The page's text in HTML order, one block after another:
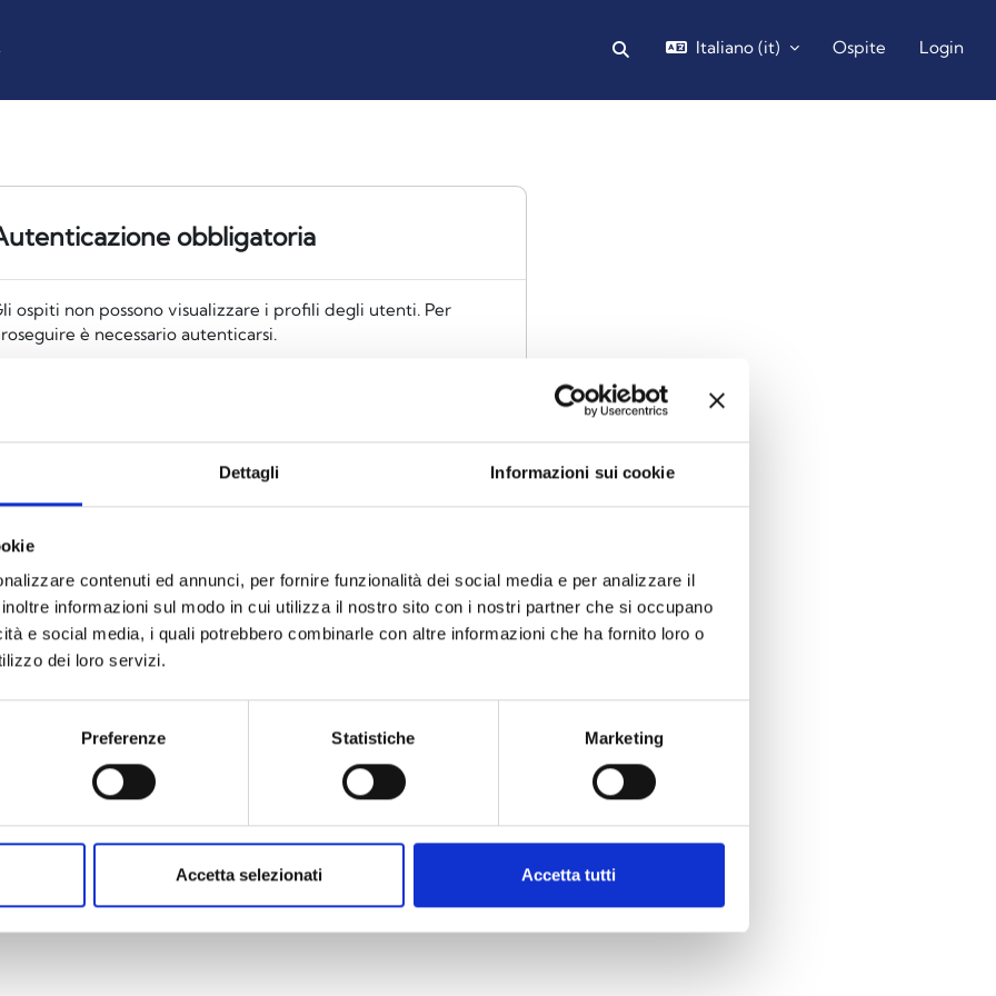
Dettagli Informazioni sui cookie
contenuti ed annunci, per fornire funzionalità dei social media e per analizzare il
informazioni sul modo in cui utilizza il nostro sito con i nostri partner che si occupano
e social media, i quali potrebbero combinarle con altre informazioni che ha fornito loro o
dei loro servizi.
Preferenze Statistiche Marketing
Accetta selezionati Accetta tutti
Attiva/disattiva input di ricerca
Italiano ‎(it)‎ Ospite Login
obbligatoria
ospiti non possono visualizzare i profili degli utenti. Per
è necessario autenticarsi.